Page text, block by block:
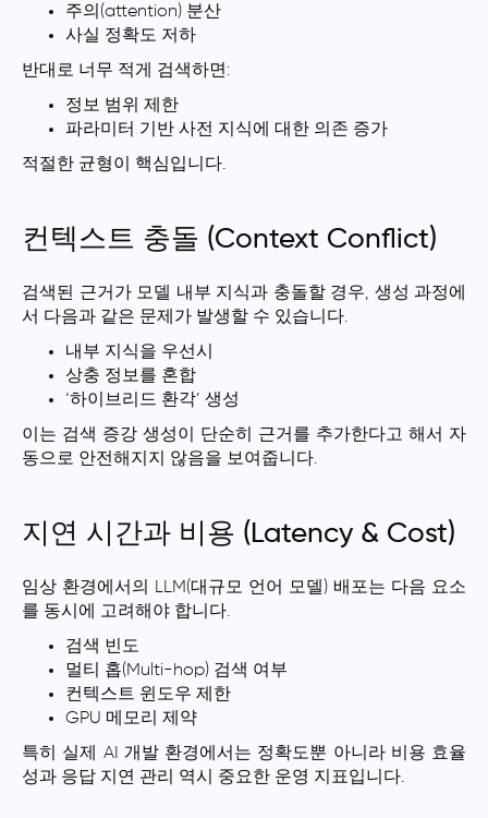
주의(attention) 분산
사실 정확도 저하
반대로 너무 적게 검색하면:
정보 범위 제한
파라미터 기반 사전 지식에 대한 의존 증가
적절한 균형이 핵심입니다.
컨텍스트 충돌 (Context Conflict)
검색된 근거가 모델 내부 지식과 충돌할 경우, 생성 과정에
서 다음과 같은 문제가 발생할 수 있습니다.
내부 지식을 우선시
상충 정보를 혼합
‘하이브리드 환각’ 생성
이는 검색 증강 생성이 단순히 근거를 추가한다고 해서 자
동으로 안전해지지 않음을 보여줍니다.
지연 시간과 비용 (Latency & Cost)
임상 환경에서의 LLM(대규모 언어 모델) 배포는 다음 요소
를 동시에 고려해야 합니다.
검색 빈도
멀티 홉(Multi-hop) 검색 여부
컨텍스트 윈도우 제한
GPU 메모리 제약
특히 실제 AI 개발 환경에서는 정확도뿐 아니라 비용 효율
성과 응답 지연 관리 역시 중요한 운영 지표입니다.